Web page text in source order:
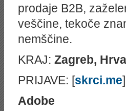
prodaje B2B,
veščine, tekoče
nemščine.
KRAJ: Zagreb,
PRIJAVE: [skrci.me]
Adobe